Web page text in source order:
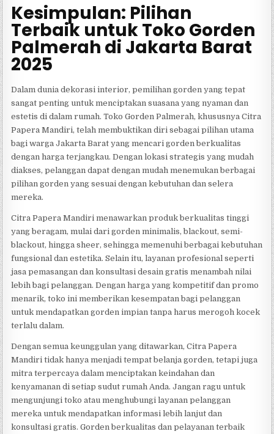
Kesimpulan: Pilihan
Terbaik untuk Toko Gorden
Palmerah di Jakarta Barat
2025
Dalam dunia dekorasi interior, pemilihan gorden yang tepat
sangat penting untuk menciptakan suasana yang nyaman dan
estetis di dalam rumah. Toko Gorden Palmerah, khususnya Citra
Papera Mandiri, telah membuktikan diri sebagai pilihan utama
bagi warga Jakarta Barat yang mencari gorden berkualitas
dengan harga terjangkau. Dengan lokasi strategis yang mudah
diakses, pelanggan dapat dengan mudah menemukan berbagai
pilihan gorden yang sesuai dengan kebutuhan dan selera
mereka.
Citra Papera Mandiri menawarkan produk berkualitas tinggi
yang beragam, mulai dari gorden minimalis, blackout, semi-
blackout, hingga sheer, sehingga memenuhi berbagai kebutuhan
fungsional dan estetika. Selain itu, layanan profesional seperti
jasa pemasangan dan konsultasi desain gratis menambah nilai
lebih bagi pelanggan. Dengan harga yang kompetitif dan promo
menarik, toko ini memberikan kesempatan bagi pelanggan
untuk mendapatkan gorden impian tanpa harus merogoh kocek
terlalu dalam.
Dengan semua keunggulan yang ditawarkan, Citra Papera
Mandiri tidak hanya menjadi tempat belanja gorden, tetapi juga
mitra terpercaya dalam menciptakan keindahan dan
kenyamanan di setiap sudut rumah Anda. Jangan ragu untuk
mengunjungi toko atau menghubungi layanan pelanggan
mereka untuk mendapatkan informasi lebih lanjut dan
konsultasi gratis. Gorden berkualitas dan pelayanan terbaik